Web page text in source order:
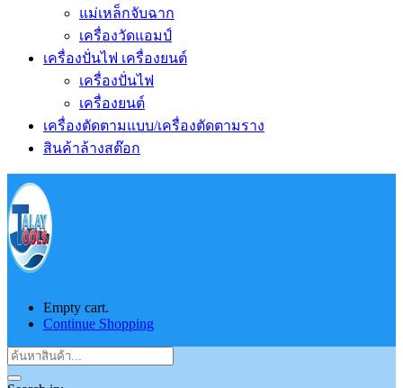
แม่เหล็กจับฉาก
เครื่องวัดแอมป์
เครื่องปั่นไฟ เครื่องยนต์
เครื่องปั่นไฟ
เครื่องยนต์
เครื่องตัดตามแบบ/เครื่องตัดตามราง
สินค้าล้างสต๊อก
Empty cart.
Continue Shopping